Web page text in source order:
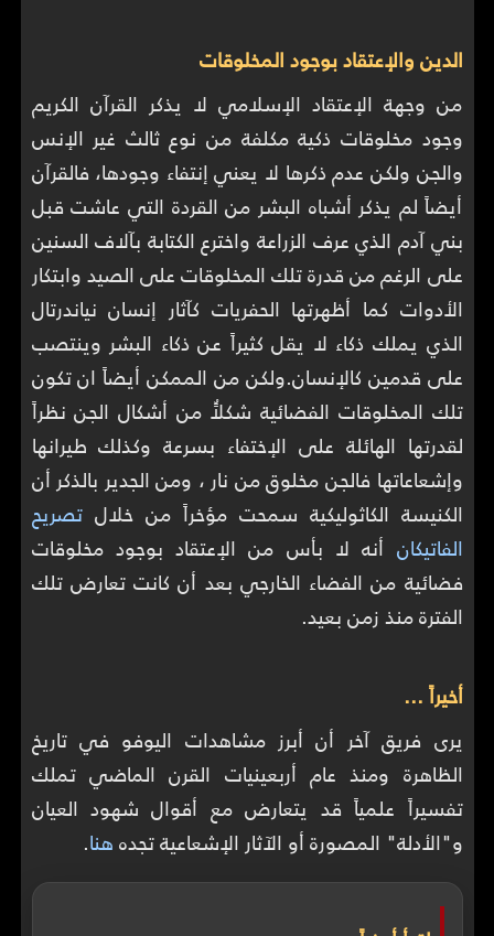
الدين والإعتقاد بوجود المخلوقات
من وجهة الإعتقاد الإسلامي لا يذكر القرآن الكريم
وجود مخلوقات ذكية مكلفة من نوع ثالث غير الإنس
والجن ولكن عدم ذكرها لا يعني إنتفاء وجودها، فالقرآن
أيضاً لم يذكر أشباه البشر من القردة التي عاشت قبل
بني آدم الذي عرف الزراعة واخترع الكتابة بآلاف السنين
على الرغم من قدرة تلك المخلوقات على الصيد وابتكار
الأدوات كما أظهرتها الحفريات كآثار إنسان نياندرتال
الذي يملك ذكاء لا يقل كثيراً عن ذكاء البشر وينتصب
على قدمين كالإنسان.ولكن من الممكن أيضاً ان تكون
تلك المخلوقات الفضائية شكلاًُ من أشكال الجن نظراً
لقدرتها الهائلة على الإختفاء بسرعة وكذلك طيرانها
وإشعاعاتها فالجن مخلوق من نار ، ومن الجدير بالذكر أن
الكنيسة الكاثوليكية سمحت مؤخراً من خلالتصريح
الفاتيكان أنه لا بأس من الإعتقاد بوجود مخلوقات
فضائية من الفضاء الخارجي بعد أن كانت تعارض تلك
الفترة منذ زمن بعيد.
أخيراً ...
يرى فريق آخر أن أبرز مشاهدات اليوفو في تاريخ
الظاهرة ومنذ عام أربعينيات القرن الماضي تملك
تفسيراً علمياً قد يتعارض مع أقوال شهود العيان
و"الأدلة" المصورة أو الآثار الإشعاعية تجدههنا.